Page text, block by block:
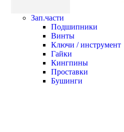
Зап.части
Подшипники
Винты
Ключи / инструмент
Гайки
Кингпины
Проставки
Бушинги